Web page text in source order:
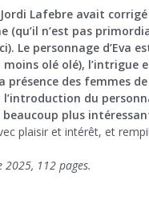
Jordi Lafebre avait
(qu’il n’est pas
Le personnage d’Eva
olé olé), l’intrigue
des femmes
du
plus
plaisir et intérêt, et
112 pages.